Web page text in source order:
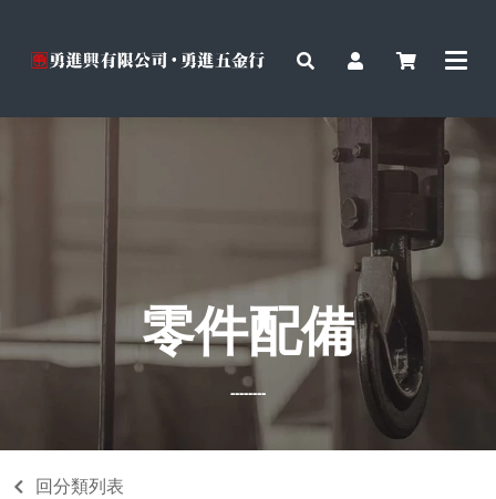
零件配備
--------
回分類列表